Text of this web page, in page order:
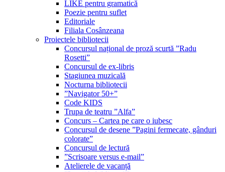
LIKE pentru gramatică
Poezie pentru suflet
Editoriale
Filiala Cosânzeana
Proiectele bibliotecii
Concursul național de proză scurtă ”Radu
Rosetti”
Concursul de ex-libris
Stagiunea muzicală
Nocturna bibliotecii
”Navigator 50+”
Code KIDS
Trupa de teatru ”Alfa”
Concurs – Cartea pe care o iubesc
Concursul de desene ”Pagini fermecate, gânduri
colorate”
Concursul de lectură
”Scrisoare versus e-mail”
Atelierele de vacanță